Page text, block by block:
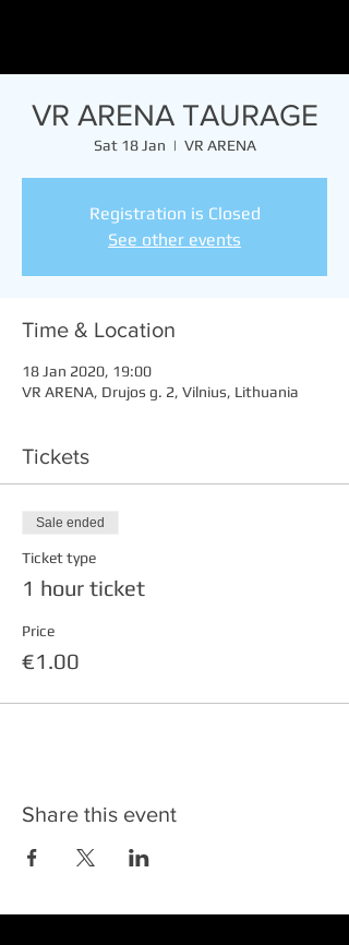
VR ARENA TAURAGE
Sat 18 Jan
  |
VR ARENA
Registration is Closed
See other events
Time & Location
18 Jan 2020, 19:00
VR ARENA, Drujos g. 2, Vilnius, Lithuania
Tickets
Sale ended
Ticket type
1 hour ticket
Price
€1.00
Share this event